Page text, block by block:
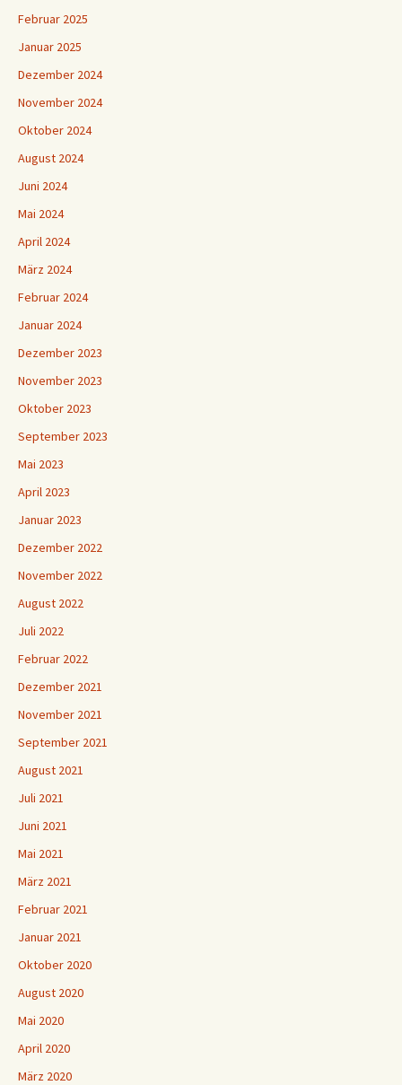
Februar 2025
Januar 2025
Dezember 2024
November 2024
Oktober 2024
August 2024
Juni 2024
Mai 2024
April 2024
März 2024
Februar 2024
Januar 2024
Dezember 2023
November 2023
Oktober 2023
September 2023
Mai 2023
April 2023
Januar 2023
Dezember 2022
November 2022
August 2022
Juli 2022
Februar 2022
Dezember 2021
November 2021
September 2021
August 2021
Juli 2021
Juni 2021
Mai 2021
März 2021
Februar 2021
Januar 2021
Oktober 2020
August 2020
Mai 2020
April 2020
März 2020